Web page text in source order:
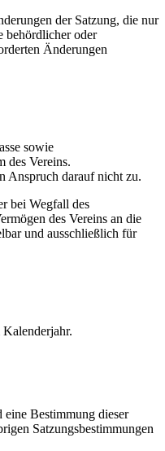
der Satzung, die nur
behördlicher oder
Änderungen
sowie
des Vereins.
Anspruch darauf nicht zu.
bei Wegfall des
des Vereins an die
und ausschließlich für
Bestimmung dieser
Satzungsbestimmungen